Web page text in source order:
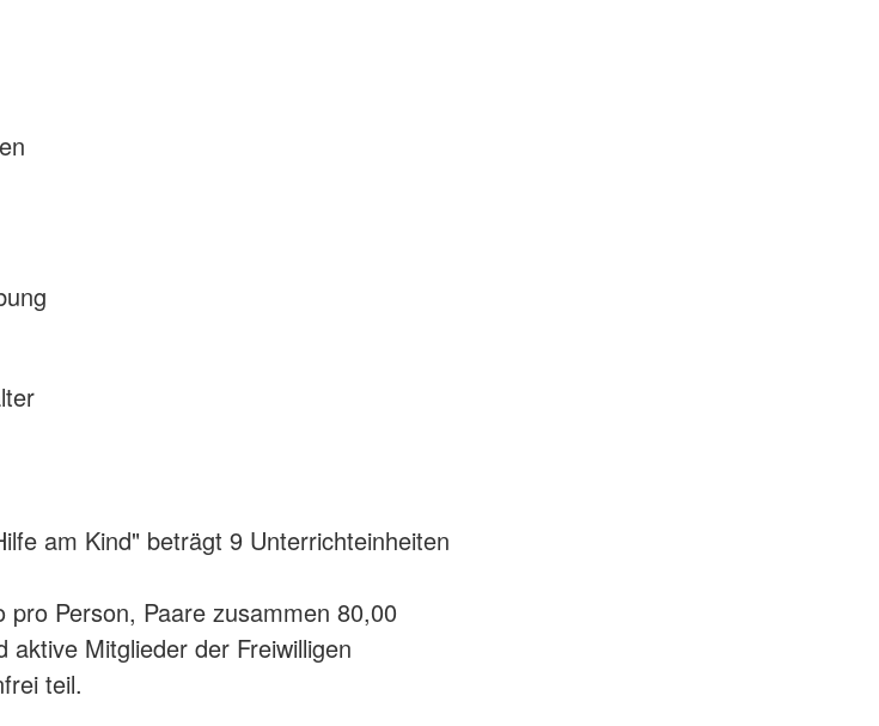
am Kind" beträgt 9 Unterrichteinheiten
pro Person, Paare zusammen 80,00
Mitglieder der Freiwilligen
teil.